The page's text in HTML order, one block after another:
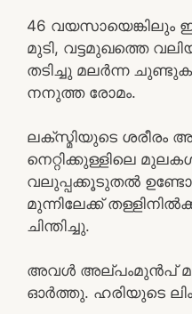
46 വയസായെങ്കിലും
മുടി, വട്ടമുഖത്തെ
തടിച്ചു മലർന്ന
നനുത്ത രോമം.
ലക്സ്മിയുടെ ശരീരം
നെറ്റിക്കുള്ളിലെ
വലുപ്പക്കൂടുതൽ ഉണ്ടോ,
മുന്നിലേക്ക്‌
ചിന്തിച്ചു.
അവൾ അല്പംമുൻപ്
ഓർത്തു. ഹരിയുടെ